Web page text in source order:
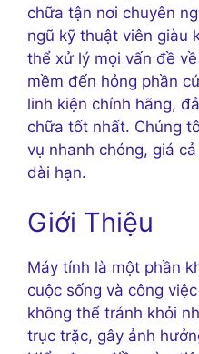
chữa tận nơi chuyên
ngũ kỹ thuật viên giàu
thể xử lý mọi vấn đề
mềm đến hỏng phần
linh kiện chính hãng,
chữa tốt nhất. Chúng
vụ nhanh chóng, giá
dài hạn.
Giới Thiệu
Máy tính là một phần
cuộc sống và công
không thể tránh khỏi
trục trặc, gây ảnh